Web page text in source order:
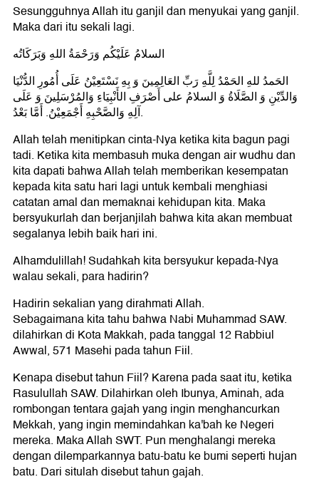
Sesungguhnya Allah itu ganjil dan menyukai yang ganjil.
Maka dari itu sekali lagi.
السلامُ عَلَيْكُم وَرَحْمَةُ اللهِ وَبَرَكَاتُه
الحَمدُ للهِ الحَمْدُ لِلَّهِ رَبِّ العَالِمِينَ وَ بِهِ نَسْتَعِيْنُ عَلَى أُمُورِ الدُّنْيَا
وَالدِّيْنِ وَ الصَّلَاةُ وَ السلامُ على أَصْرَفِ الأَنْبِيَاءِ وَالمُرْسَلِينَ وَ عَلَى
آلِهِ وَالصَّحْبِهِ أَجْمَعِيْنُ. أَمَّا بَعْدُ.
Allah telah menitipkan cinta-Nya ketika kita bagun pagi
tadi. Ketika kita membasuh muka dengan air wudhu dan
kita dapati bahwa Allah telah memberikan kesempatan
kepada kita satu hari lagi untuk kembali menghiasi
catatan amal dan memaknai kehidupan kita. Maka
bersyukurlah dan berjanjilah bahwa kita akan membuat
segalanya lebih baik hari ini.
Alhamdulillah! Sudahkah kita bersyukur kepada-Nya
walau sekali, para hadirin?
Hadirin sekalian yang dirahmati Allah.
Sebagaimana kita tahu bahwa Nabi Muhammad SAW.
dilahirkan di Kota Makkah, pada tanggal 12 Rabbiul
Awwal, 571 Masehi pada tahun Fiil.
Kenapa disebut tahun Fiil? Karena pada saat itu, ketika
Rasulullah SAW. Dilahirkan oleh Ibunya, Aminah, ada
rombongan tentara gajah yang ingin menghancurkan
Mekkah, yang ingin memindahkan ka'bah ke Negeri
mereka. Maka Allah SWT. Pun menghalangi mereka
dengan dilemparkannya batu-batu ke bumi seperti hujan
batu. Dari situlah disebut tahun gajah.